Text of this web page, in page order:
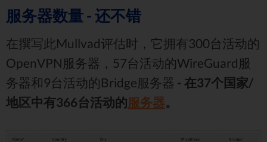
服务器数量 - 还不错
在撰写此Mullvad评估时，它拥有300台活动的
OpenVPN服务器，57台活动的WireGuard服
务器和9台活动的Bridge服务器 - 在37个国家/
地区中有366台活动的服务器。